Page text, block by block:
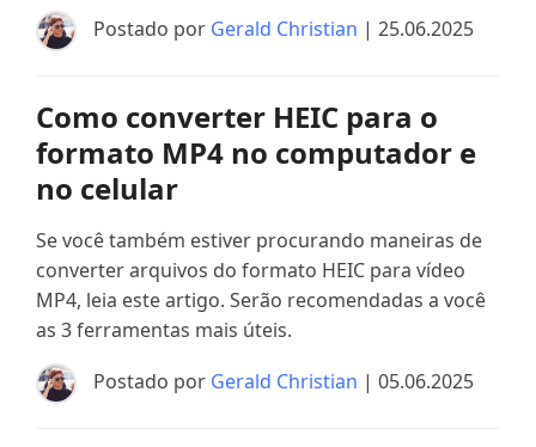
Postado por Gerald Christian | 25.06.2025
Como converter HEIC para o
formato MP4 no computador e
no celular
Se você também estiver procurando maneiras de
converter arquivos do formato HEIC para vídeo
MP4, leia este artigo. Serão recomendadas a você
as 3 ferramentas mais úteis.
Postado por Gerald Christian | 05.06.2025